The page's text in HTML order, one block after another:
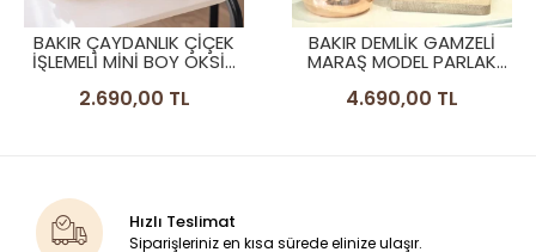
BAKIR ÇAYDANLIK ÇİÇEK
İŞLEMELİ MİNİ BOY OKSİT
2.690,00 TL
BAKIR DEMLİK GAMZELİ
MARAŞ MODEL PARLAK
4.690,00 TL
Hızlı Teslimat
Siparişleriniz en kısa sürede elinize ulaşır.